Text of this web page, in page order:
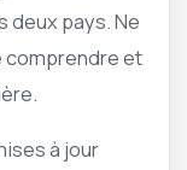
deux pays. Ne
comprendre et
à jour